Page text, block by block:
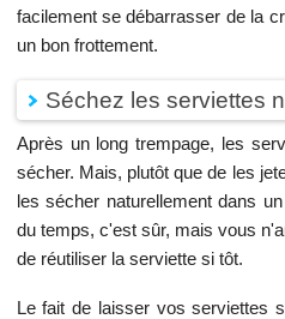
facilement se débarrasser de la
un bon frottement.
Séchez les serviettes
Après un long trempage, les
sécher. Mais, plutôt que de les
les sécher naturellement dans
du temps, c'est sûr, mais vous
de réutiliser la serviette si tôt.
Le fait de laisser vos serviettes